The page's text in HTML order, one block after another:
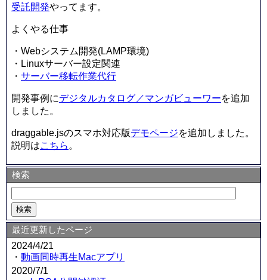
受託開発やってます。
よくやる仕事
・Webシステム開発(LAMP環境)
・Linuxサーバー設定関連
・ サーバー移転作業代行
開発事例にデジタルカタログ／マンガビューワーを追加
しました。
draggable.jsのスマホ対応版デモページを追加しました。
説明はこちら 。
検索
最近更新したページ
2024/4/21
・ 動画同時再生Macアプリ
2020/7/1